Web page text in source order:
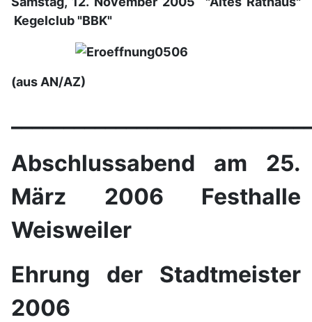
Kegelclub "BBK"
(aus AN/AZ)
Abschlussabend am 25.
März 2006 Festhalle
Weisweiler
Ehrung der Stadtmeister
2006